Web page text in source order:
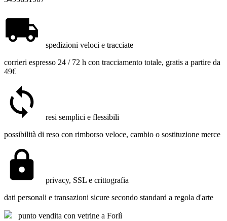
spedizioni veloci e tracciate
corrieri espresso 24 / 72 h con tracciamento totale, gratis a partire da
49€
resi semplici e flessibili
possibilità di reso con rimborso veloce, cambio o sostituzione merce
privacy, SSL e crittografia
dati personali e transazioni sicure secondo standard a regola d'arte
punto vendita con vetrine a Forlì